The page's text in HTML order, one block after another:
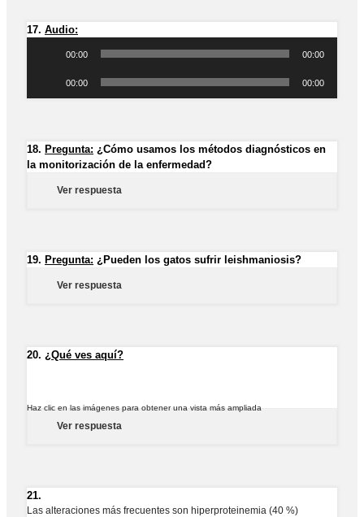
17. Audio:
00:00 00:00
00:00 00:00
18. Pregunta: ¿Cómo usamos los métodos diagnósticos en
la monitorización de la enfermedad?
Ver respuesta
19. Pregunta: ¿Pueden los gatos sufrir leishmaniosis?
Ver respuesta
20. ¿Qué ves aquí?
Haz clic en las imágenes para obtener una vista más ampliada
Ver respuesta
21.
Las alteraciones más frecuentes son hiperproteinemia (40 %)